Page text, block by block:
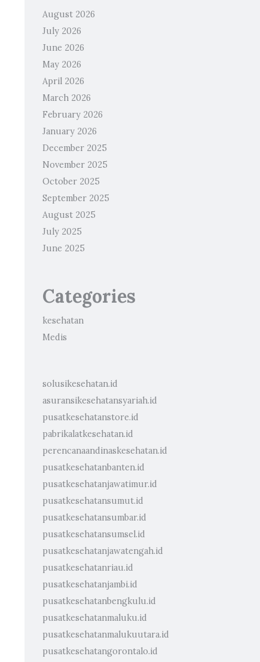
August 2026
July 2026
June 2026
May 2026
April 2026
March 2026
February 2026
January 2026
December 2025
November 2025
October 2025
September 2025
August 2025
July 2025
June 2025
Categories
kesehatan
Medis
solusikesehatan.id
asuransikesehatansyariah.id
pusatkesehatanstore.id
pabrikalatkesehatan.id
perencanaandinaskesehatan.id
pusatkesehatanbanten.id
pusatkesehatanjawatimur.id
pusatkesehatansumut.id
pusatkesehatansumbar.id
pusatkesehatansumsel.id
pusatkesehatanjawatengah.id
pusatkesehatanriau.id
pusatkesehatanjambi.id
pusatkesehatanbengkulu.id
pusatkesehatanmaluku.id
pusatkesehatanmalukuutara.id
pusatkesehatangorontalo.id